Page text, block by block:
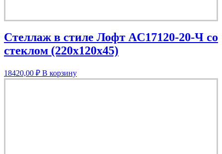
Стеллаж в стиле Лофт AС17120-20-Ч со
стеклом (220х120х45)
18420,00 ₽ В корзину